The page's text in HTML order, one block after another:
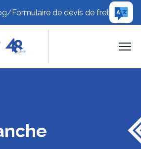
/Formulaire de devis de fret